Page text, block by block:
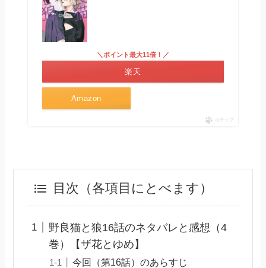
Amazon
＼ポイント最大11倍！／
楽天
ポチップ
目次（各項目にとべます）
野良猫と狼16話のネタバレと感想（4
巻）【ザ花とゆめ】
今回（第16話）のあらすじ